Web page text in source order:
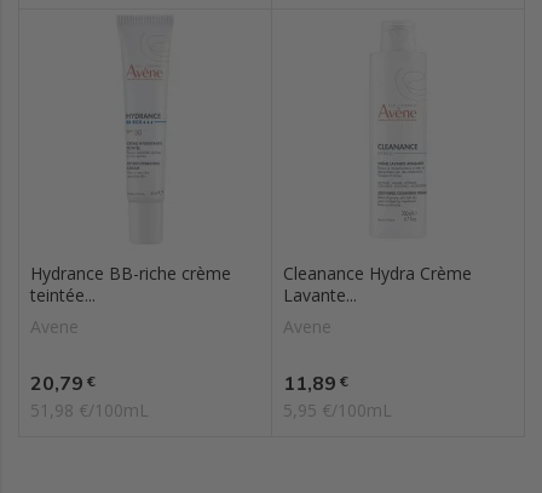
Hydrance BB-riche crème
teintée...
Avene
Prix
20,79 €
51,98 €/100mL
Cleanance Hydra Crème
Lavante...
Avene
Prix
11,89 €
5,95 €/100mL